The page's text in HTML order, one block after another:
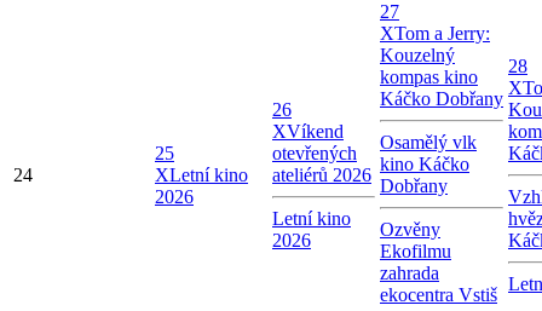
24
25
XLetní kino
2026
26
XVíkend
otevřených
ateliérů 2026
Letní kino
2026
27
XTom a Jerry:
Kouzelný
kompas kino
Káčko Dobřany
Osamělý vlk
kino Káčko
Dobřany
Ozvěny
Ekofilmu
zahrada
ekocentra Vstiš
28
X